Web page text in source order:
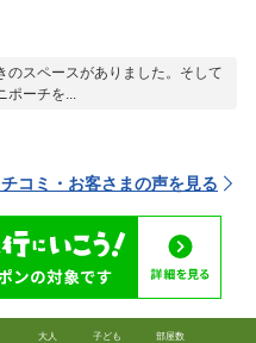
のスペースがありました。そして
ポーチを...
コミ・お客さまの声を見る
大人 子ども 部屋数